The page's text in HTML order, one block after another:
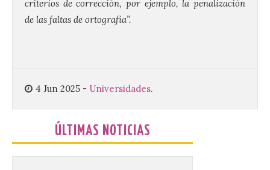
criterios de corrección, por ejemplo, la penalización
de las faltas de ortografía”.
4 Jun 2025 - Universidades.
ÚLTIMAS NOTICIAS
Despega el primer avión
primera aerolínea
española en ofrecer wifi a
bordo de Starlink, la
constelación de satélites